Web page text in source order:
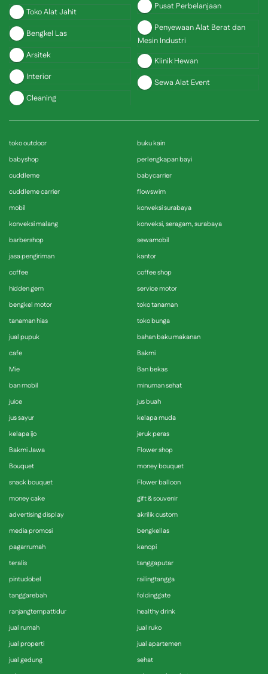
Toko Alat Jahit
Bengkel Las
Arsitek
Interior
Cleaning
Pusat Perbelanjaan
Penyewaan Alat Berat dan
Mesin Industri
Klinik Hewan
Sewa Alat Event
toko outdoor
buku kain
babyshop
perlengkapan bayi
cuddleme
babycarrier
cuddleme carrier
flowswim
mobil
konveksi surabaya
konveksi malang
konveksi, seragam, surabaya
barbershop
sewamobil
jasa pengiriman
kantor
coffee
coffee shop
hidden gem
service motor
bengkel motor
toko tanaman
tanaman hias
toko bunga
jual pupuk
bahan baku makanan
cafe
Bakmi
Mie
Ban bekas
ban mobil
minuman sehat
juice
jus buah
jus sayur
kelapa muda
kelapa ijo
jeruk peras
Bakmi Jawa
Flower shop
Bouquet
money bouquet
snack bouquet
Flower balloon
money cake
gift & souvenir
advertising display
akrilik custom
media promosi
bengkellas
pagarrumah
kanopi
teralis
tanggaputar
pintudobel
railingtangga
tanggarebah
foldinggate
ranjangtempattidur
healthy drink
jual rumah
jual ruko
jual properti
jual apartemen
jual gedung
sehat